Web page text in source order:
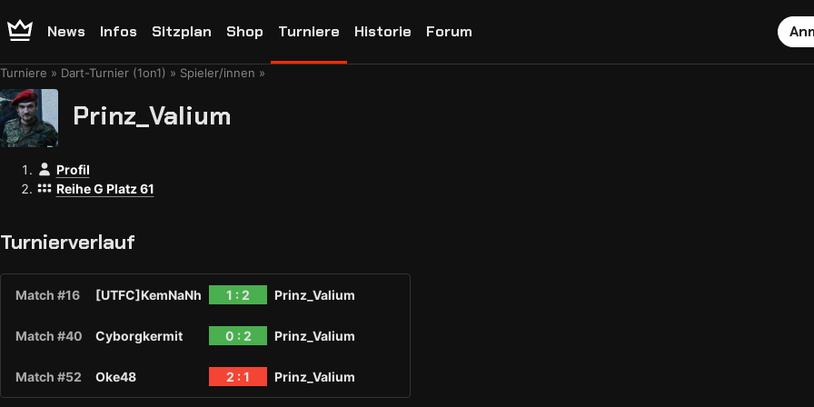
News Infos Sitzplan Shop Turniere Historie Forum
Turniere Dart-Turnier (1on1) Spieler/innen
Prinz_Valium
Profil
Reihe G Platz 61
Turnierverlauf
Match #16 [UTFC]KemNaNh 1 : 2 Prinz_Valium
Match #40 Cyborgkermit 0 : 2 Prinz_Valium
Match #52 Oke48 2 : 1 Prinz_Valium